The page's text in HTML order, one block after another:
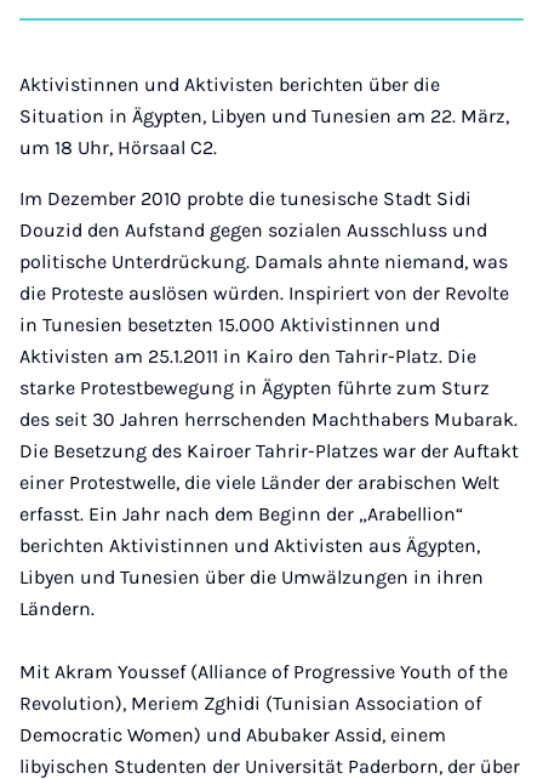
auf auf auf auf über
Aktivistinnen und Aktivisten berichten über die
Situation in Ägypten, Libyen und Tunesien am 22. März,
um 18 Uhr, Hörsaal C2.
Im Dezember 2010 probte die tunesische Stadt Sidi
Douzid den Aufstand gegen sozialen Ausschluss und
politische Unterdrückung. Damals ahnte niemand, was
die Proteste auslösen würden. Inspiriert von der Revolte
in Tunesien besetzten 15.000 Aktivistinnen und
Aktivisten am 25.1.2011 in Kairo den Tahrir-Platz. Die
starke Protestbewegung in Ägypten führte zum Sturz
des seit 30 Jahren herrschenden Machthabers Mubarak.
Die Besetzung des Kairoer Tahrir-Platzes war der Auftakt
einer Protestwelle, die viele Länder der arabischen Welt
erfasst. Ein Jahr nach dem Beginn der „Arabellion“
berichten Aktivistinnen und Aktivisten aus Ägypten,
Libyen und Tunesien über die Umwälzungen in ihren
Ländern.
Mit Akram Youssef (Alliance of Progressive Youth of the
Revolution), Meriem Zghidi (Tunisian Association of
Democratic Women) und Abubaker Assid, einem
libyischen Studenten der Universität Paderborn, der über